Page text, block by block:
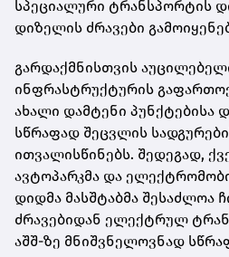
სპეციალური ტრანსპორტის
დიზელის ძრავები
გარდაქმნისთვის
ინფრასტრუქტურის
ახალი დამტენი პუნქტებისა
სწრაფად შეცვლის
ითვალისწინებს. შედეგად,
ავტოპარკმა და
დიდმა მასშტაბმა შესაძლოა
ძრავებიდან ელექტრულ
აშშ-ზე მნიშვნელოვნად